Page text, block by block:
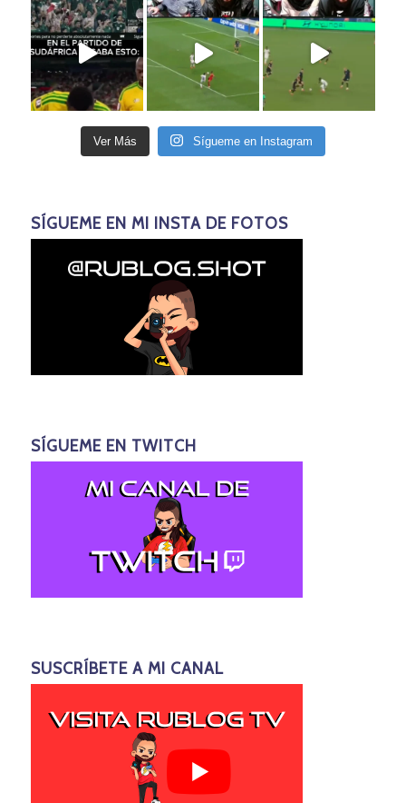
Ver Más Sígueme en Instagram
SÍGUEME EN MI INSTA DE FOTOS
SÍGUEME EN TWITCH
SUSCRÍBETE A MI CANAL